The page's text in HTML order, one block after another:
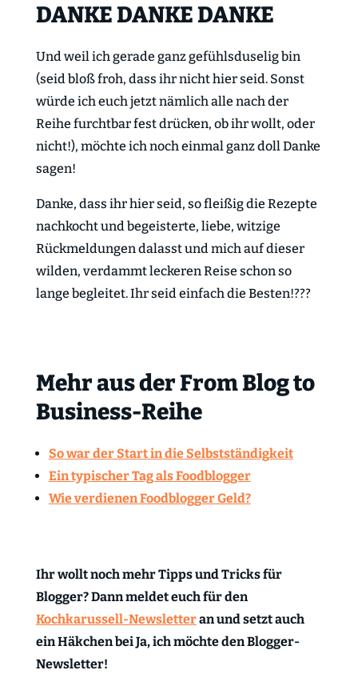
DANKE DANKE DANKE
Und weil ich gerade ganz gefühlsduselig bin
(seid bloß froh, dass ihr nicht hier seid. Sonst
würde ich euch jetzt nämlich alle nach der
Reihe furchtbar fest drücken, ob ihr wollt, oder
nicht!), möchte ich noch einmal ganz doll Danke
sagen!
Danke, dass ihr hier seid, so fleißig die Rezepte
nachkocht und begeisterte, liebe, witzige
Rückmeldungen dalasst und mich auf dieser
wilden, verdammt leckeren Reise schon so
lange begleitet. Ihr seid einfach die Besten!???
Mehr aus der From Blog to
Business-Reihe
So war der Start in die Selbstständigkeit
Ein typischer Tag als Foodblogger
Wie verdienen Foodblogger Geld?
Ihr wollt noch mehr Tipps und Tricks für
Blogger? Dann meldet euch für den
Kochkarussell-Newsletteran und setzt auch
ein Häkchen bei Ja, ich möchte den Blogger-
Newsletter!